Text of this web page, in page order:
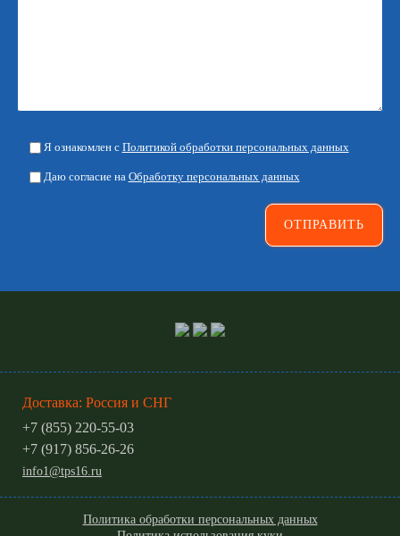
Я ознакомлен с Политикой обработки персональных данных
Даю согласие на Обработку персональных данных
Доставка: Россия и СНГ
+7 (855) 220-55-03
+7 (917) 856-26-26
info1@tps16.ru
Политика обработки персональных данных